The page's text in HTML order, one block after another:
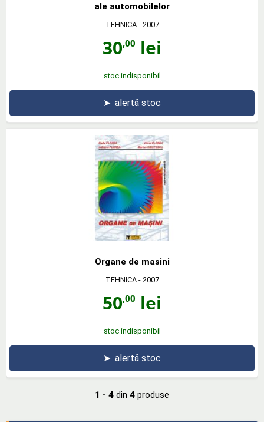
ale automobilelor
TEHNICA- 2007
30,00 lei
stoc indisponibil
➤ alertă stoc
Organe de masini
TEHNICA- 2007
50,00 lei
stoc indisponibil
➤ alertă stoc
1 - 4 din 4 produse